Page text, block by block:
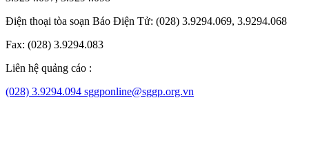
Điện thoại tòa soạn Báo Điện Tử: (028) 3.9294.069, 3.9294.068
Fax: (028) 3.9294.083
Liên hệ quảng cáo :
(028) 3.9294.094 sggponline@sggp.org.vn